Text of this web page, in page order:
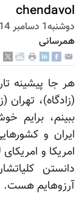
chendavol
دوشنبه1 دسامبر 2014
همرسانی
هر جا پیشینه
(زادگاه)،
ببینم، برایم
ایران و
امریکا و
دانستن
آرزوهایم هست.